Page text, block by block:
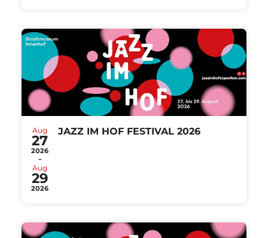
Aug
27
2026
-
Aug
29
2026
JAZZ IM HOF FESTIVAL 2026